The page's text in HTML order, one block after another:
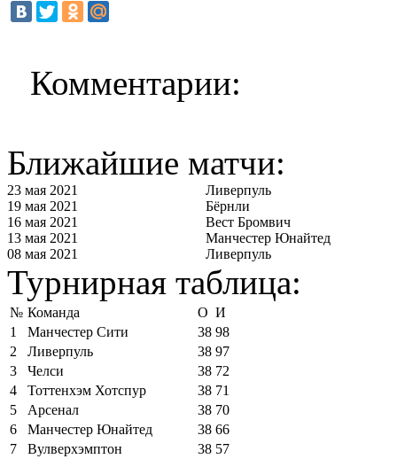
Комментарии:
Ближайшие матчи:
23 мая 2021
Ливерпуль
19 мая 2021
Бёрнли
16 мая 2021
Вест Бромвич
13 мая 2021
Манчестер Юнайтед
08 мая 2021
Ливерпуль
Турнирная таблица:
№ Команда О И
1
Манчестер Сити 38 98
2
Ливерпуль 38 97
3
Челси 38 72
4
Тоттенхэм Хотспур 38 71
5
Арсенал 38 70
6
Манчестер Юнайтед 38 66
7
Вулверхэмптон 38 57